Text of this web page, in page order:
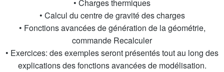
• Charges thermiques
• Calcul du centre de gravité des charges
• Fonctions avancées de génération de la géométrie,
commande Recalculer
• Exercices: des exemples seront présentés tout au long des
explications des fonctions avancées de modélisation.